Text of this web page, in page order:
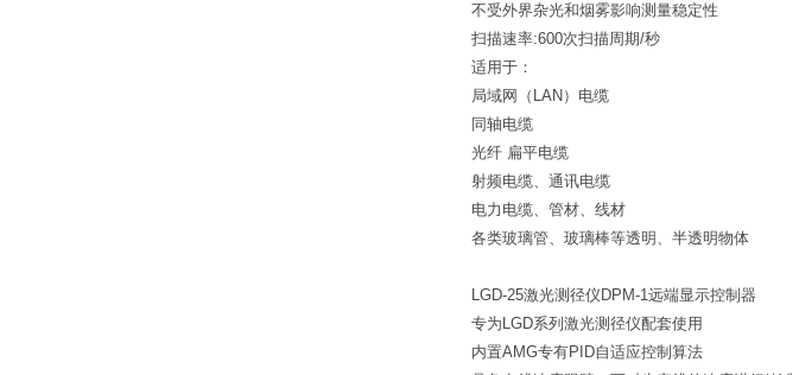
不受外界杂光和烟雾影响测量稳定性
扫描速率:600次扫描周期/秒
适用于：
局域网（LAN）电缆
同轴电缆
光纤 扁平电缆
射频电缆、通讯电缆
电力电缆、管材、线材
各类玻璃管、玻璃棒等透明、半透明物体
LGD-25激光测径仪DPM-1远端显示控制器
专为LGD系列激光测径仪配套使用
内置AMG专有PID自适应控制算法